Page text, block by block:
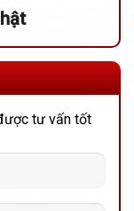
tư vấn tốt